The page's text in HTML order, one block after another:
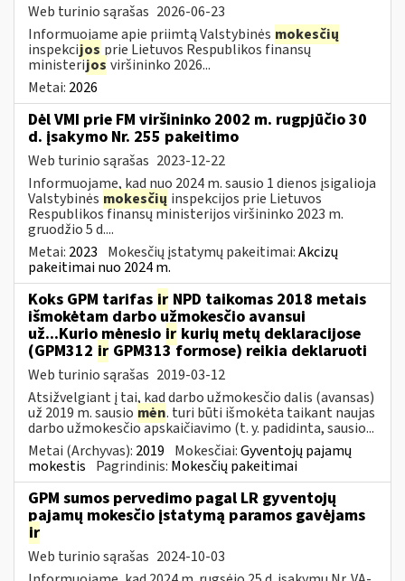
Web turinio sąrašas 2026-06-23
Informuojame apie priimtą Valstybinės mokesčių
inspekcijos prie Lietuvos Respublikos finansų
ministerijos viršininko 2026...
Metai: 2026
Dėl VMI prie FM viršininko 2002 m. rugpjūčio 30
d. įsakymo Nr. 255 pakeitimo
Web turinio sąrašas 2023-12-22
Informuojame, kad nuo 2024 m. sausio 1 dienos įsigalioja
Valstybinės mokesčių inspekcijos prie Lietuvos
Respublikos finansų ministerijos viršininko 2023 m.
gruodžio 5 d....
Metai: 2023 Mokesčių įstatymų pakeitimai:Akcizų
pakeitimai nuo 2024 m.
Koks GPM tarifas ir NPD taikomas 2018 metais
išmokėtam darbo užmokesčio avansui
už...Kurio mėnesio ir kurių metų deklaracijose
(GPM312 ir GPM313 formose) reikia deklaruoti
Web turinio sąrašas 2019-03-12
Atsižvelgiant į tai, kad darbo užmokesčio dalis (avansas)
už 2019 m. sausio mėn. turi būti išmokėta taikant naujas
darbo užmokesčio apskaičiavimo (t. y. padidinta, sausio...
Metai (Archyvas): 2019 Mokesčiai:Gyventojų pajamų
mokestis Pagrindinis: Mokesčių pakeitimai
GPM sumos pervedimo pagal LR gyventojų
pajamų mokesčio įstatymą paramos gavėjams
ir
Web turinio sąrašas 2024-10-03